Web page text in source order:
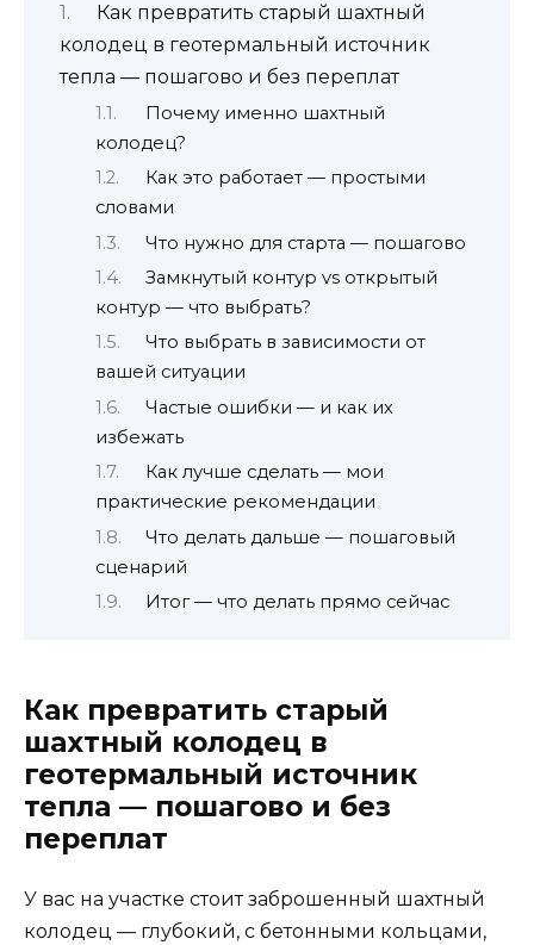
Как превратить старый шахтный
колодец в геотермальный источник
тепла — пошагово и без переплат
Почему именно шахтный
колодец?
Как это работает — простыми
словами
Что нужно для старта — пошагово
Замкнутый контур vs открытый
контур — что выбрать?
Что выбрать в зависимости от
вашей ситуации
Частые ошибки — и как их
избежать
Как лучше сделать — мои
практические рекомендации
Что делать дальше — пошаговый
сценарий
Итог — что делать прямо сейчас
Как превратить старый
шахтный колодец в
геотермальный источник
тепла — пошагово и без
переплат
У вас на участке стоит заброшенный шахтный
колодец — глубокий, с бетонными кольцами,